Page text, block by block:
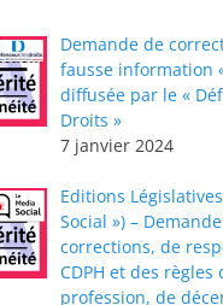
Demande de
fausse information
diffusée par le «
Droits »
7 janvier 2024
Editions
Social ») –
corrections, de
CDPH et des règles
profession, de